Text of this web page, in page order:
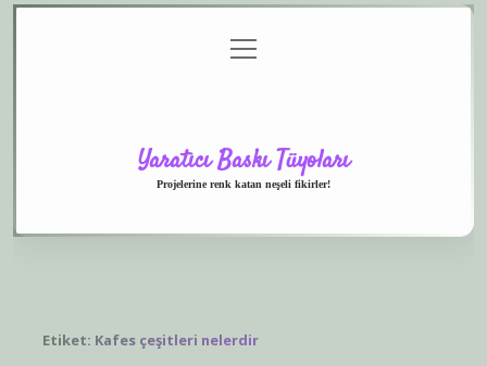
menüyü
aç
Yaratıcı Baskı Tüyoları
Projelerine renk katan neşeli fikirler!
Etiket: Kafes çeşitleri nelerdir